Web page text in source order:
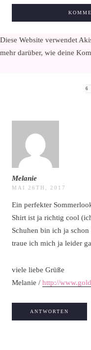
Diese Website verwendet
mehr darüber, wie deine
6
Melanie
MAI 26TH, 2017
Ein perfekter
Shirt ist ja richtig cool
Schuhen bin ich ja
traue ich mich ja leider
viele liebe Grüße
Melanie / http://
ANTWORTEN